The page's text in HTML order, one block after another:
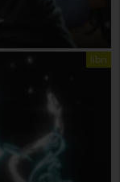
libri